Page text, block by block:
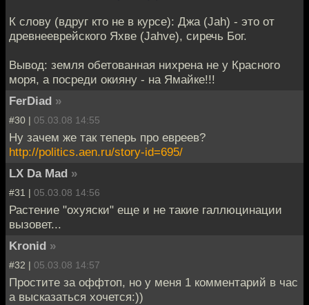
К слову (вдруг кто не в курсе): Джа (Jah) - это от
древнееврейского Яхве (Jahve), сиречь Бог.
Вывод: земля обетованная нихрена не у Красного
моря, а посреди окияну - на Ямайке!!!
FerDiad »
#30 | 05.03.08 14:55
Ну зачем же так теперь про евреев?
http://politics.aen.ru/story-id=695/
LX Da Mad »
#31 | 05.03.08 14:56
Растение "охуяски" еще и не такие галлюцинации
вызовет...
Kronid »
#32 | 05.03.08 14:57
Простите за оффтоп, но у меня 1 комментарий в час
а высказаться хочется:))